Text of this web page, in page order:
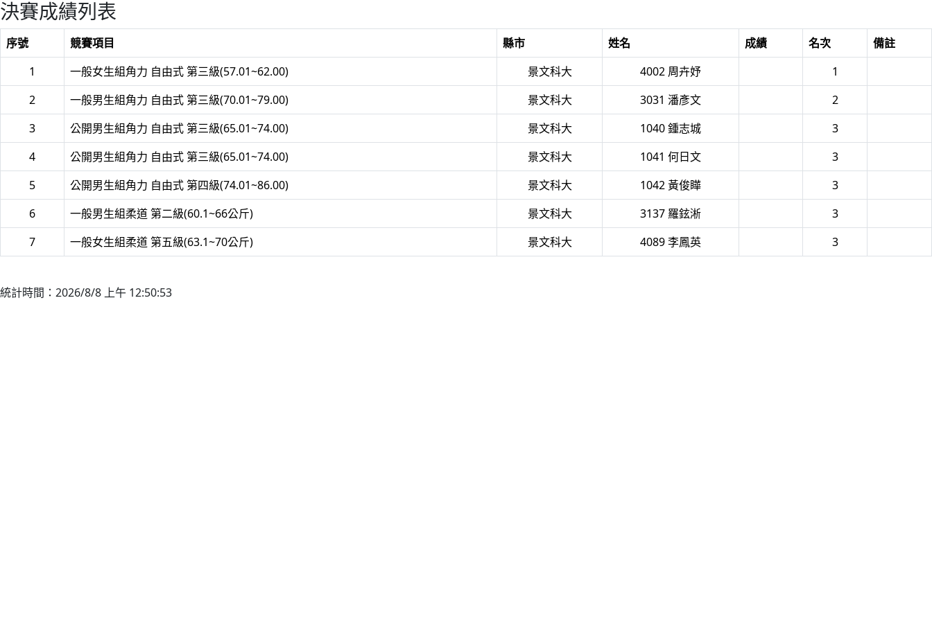
決賽成績列表
序號 競賽項目 縣市 姓名 成績 名次
備註
1
一般女生組角力 自由式 第三級(57.01~62.00) 景文科大 4002 周卉妤
1
2
一般男生組角力 自由式 第三級(70.01~79.00) 景文科大 3031 潘彥文
2
3
公開男生組角力 自由式 第三級(65.01~74.00) 景文科大 1040 鍾志城
3
4
公開男生組角力 自由式 第三級(65.01~74.00) 景文科大 1041 何日文
3
5
公開男生組角力 自由式 第四級(74.01~86.00) 景文科大 1042 黃俊瞱
3
6
一般男生組柔道 第二級(60.1~66公斤) 景文科大 3137 羅鉉淅
3
7
一般女生組柔道 第五級(63.1~70公斤) 景文科大 4089 李鳳英 3
統計時間：2026/8/8 上午 12:50:53